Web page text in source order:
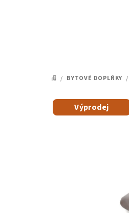
DOMŮ
/ BYTOVÉ DOPLŇKY /
Výprodej